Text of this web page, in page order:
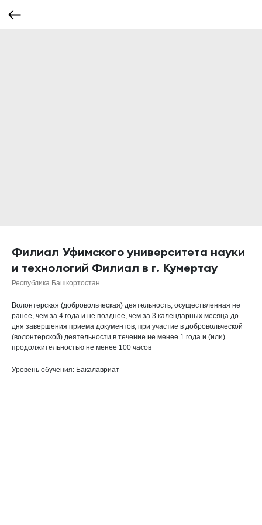
Филиал Уфимского университета науки
и технологий Филиал в г. Кумертау
Республика Башкортостан
Волонтерская (добровольческая) деятельность, осуществленная не
ранее, чем за 4 года и не позднее, чем за 3 календарных месяца до
дня завершения приема документов, при участие в добровольческой
(волонтерской) деятельности в течение не менее 1 года и (или)
продолжительностью не менее 100 часов
Уровень обучения: Бакалавриат